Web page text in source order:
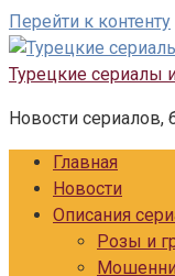
Перейти к контенту
Турецкие сериалы
Новости сериалов,
Главная
Новости
Описания
Розы и